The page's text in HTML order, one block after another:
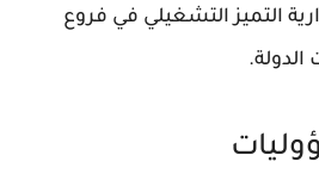
التميز التشغيلي في فروع